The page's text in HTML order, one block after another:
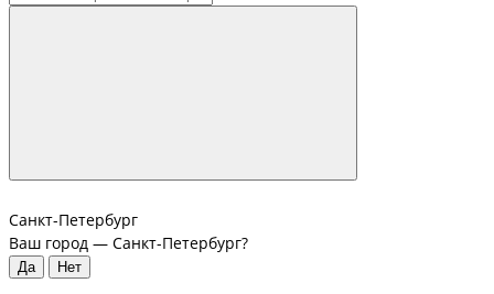
Санкт-Петербург
Ваш город — Санкт-Петербург?